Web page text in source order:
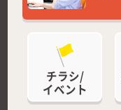
チラシ/
イベント